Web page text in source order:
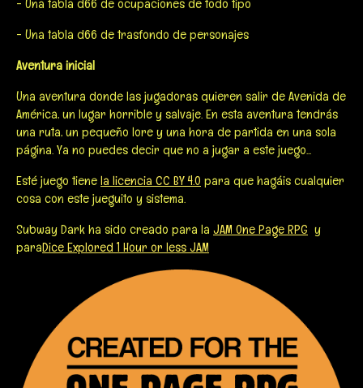
- Una tabla d66 de trasfondo de personajes
Aventura inicial
Una aventura donde las jugadoras quieren salir de Avenida de
América, un lugar horrible y salvaje. En esta aventura tendrás
una ruta, un pequeño lore y una hora de partida en una sola
página. Ya no puedes decir que no a jugar a este juego...
Esté juego tienela licencia CC BY 4.0 para que hagáis cualquier
cosa con este jueguito y sistema.
Subway Dark ha sido creado para la JAM One Page RPG y
paraDice Explored 1 Hour or less JAM